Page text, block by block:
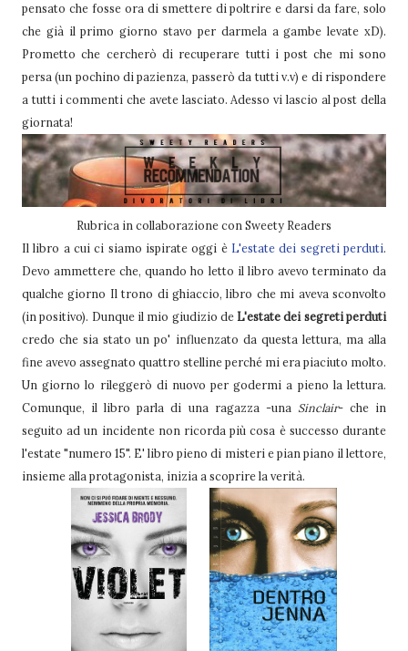
pensato che fosse ora di smettere di poltrire e darsi da fare, solo
che già il primo giorno stavo per darmela a gambe levate xD).
Prometto che cercherò di recuperare tutti i post che mi sono
persa (un pochino di pazienza, passerò da tutti v.v) e di rispondere
a tutti i commenti che avete lasciato. Adesso vi lascio al post della
giornata!
Rubrica in collaborazione con Sweety Readers
Il libro a cui ci siamo ispirate oggi è L'estate dei segreti perduti.
Devo ammettere che, quando ho letto il libro avevo terminato da
qualche giorno Il trono di ghiaccio, libro che mi aveva sconvolto
(in positivo). Dunque il mio giudizio de L'estate dei segreti perduti
credo che sia stato un po' influenzato da questa lettura, ma alla
fine avevo assegnato quattro stelline perché mi era piaciuto molto.
Un giorno lo rileggerò di nuovo per godermi a pieno la lettura.
Comunque, il libro parla di una ragazza -una Sinclair- che in
seguito ad un incidente non ricorda più cosa è successo durante
l'estate "numero 15". E' libro pieno di misteri e pian piano il lettore,
insieme alla protagonista, inizia a scoprire la verità.